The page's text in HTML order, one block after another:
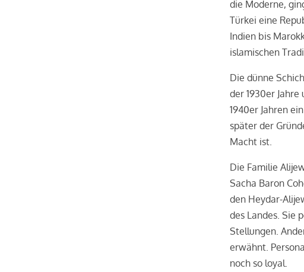
die Moderne,
Türkei eine
Indien bis
islamischen
Die dünne
der 1930er
1940er Jahren
später der
Macht ist.
Die Familie
Sacha Baron
den Heydar-
des Landes. Sie
Stellungen.
erwähnt.
noch so loyal.